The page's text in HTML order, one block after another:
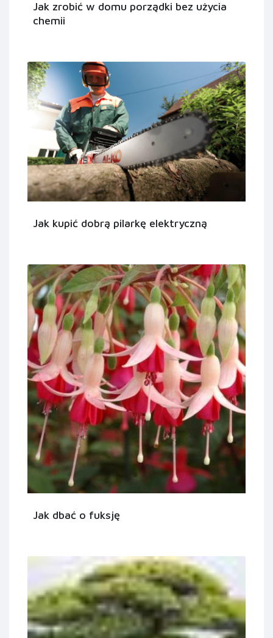
Jak zrobić w domu porządki bez użycia
chemii
Jak kupić dobrą pilarkę elektryczną
Jak dbać o fuksję